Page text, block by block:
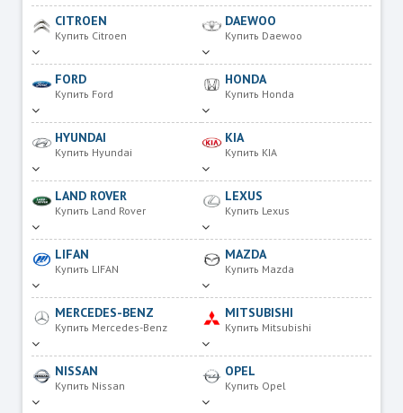
CITROEN
Купить Citroen
DAEWOO
Купить Daewoo
FORD
Купить Ford
HONDA
Купить Honda
HYUNDAI
Купить Hyundai
KIA
Купить KIA
LAND ROVER
Купить Land Rover
LEXUS
Купить Lexus
LIFAN
Купить LIFAN
MAZDA
Купить Mazda
MERCEDES-BENZ
Купить Mercedes-Benz
MITSUBISHI
Купить Mitsubishi
NISSAN
Купить Nissan
OPEL
Купить Opel